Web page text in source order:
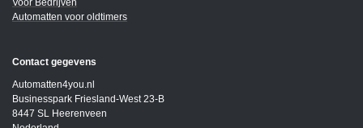
Voor Bedrijven
Automatten voor oldtimers
Contact gegevens
Automatten4you.nl
Businesspark Friesland-West 23-B
8447 SL Heerenveen